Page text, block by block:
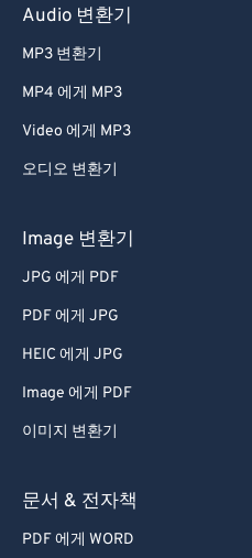
Audio 변환기
MP3 변환기
MP4 에게 MP3
Video 에게 MP3
오디오 변환기
Image 변환기
JPG 에게 PDF
PDF 에게 JPG
HEIC 에게 JPG
Image 에게 PDF
이미지 변환기
문서 & 전자책
PDF 에게 WORD